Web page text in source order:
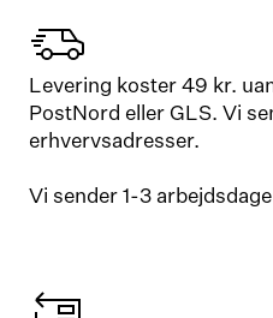
Levering koster 49 kr.
PostNord eller GLS. Vi
erhvervsadresser.
Vi sender 1-3